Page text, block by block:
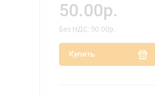
50.00р.
Без НДС: 50.00р.
Купить